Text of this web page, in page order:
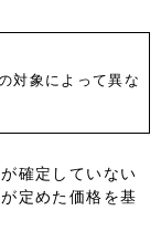
対象によって異な
確定していない
定めた価格を基